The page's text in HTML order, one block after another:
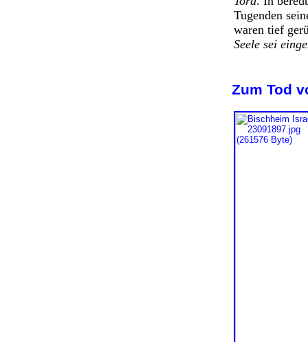
Tugenden
waren tief
Seele sei
Zum Tod